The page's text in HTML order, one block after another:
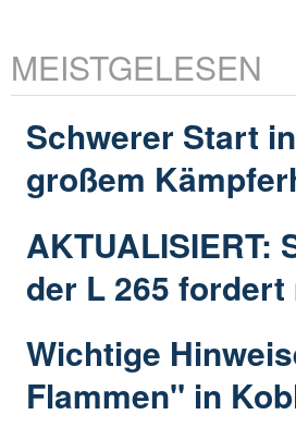
MEISTGELESEN
Schwerer Start
großem
AKTUALISIERT:
der L 265
Wichtige
Flammen" in